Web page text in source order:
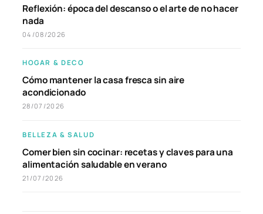
Reflexión: época del descanso o el arte de no hacer
nada
04/08/2026
HOGAR & DECO
Cómo mantener la casa fresca sin aire
acondicionado
28/07/2026
BELLEZA & SALUD
Comer bien sin cocinar: recetas y claves para una
alimentación saludable en verano
21/07/2026